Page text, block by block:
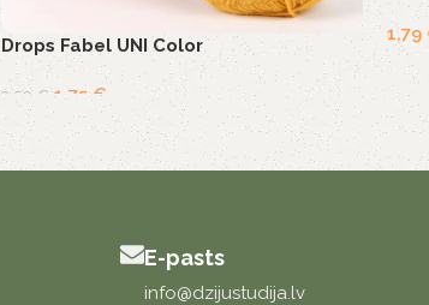
Drops Fabel UNI Color
2,50 € 1,75€
1,79
E-pasts
info@dzijustudija.lv